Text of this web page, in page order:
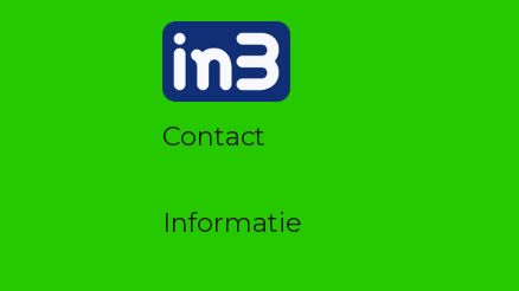
Contact
Informatie